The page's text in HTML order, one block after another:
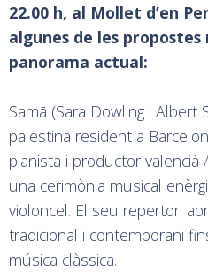
22.00 h, al Mollet d’en
algunes de les propostes
panorama actual:
Samā (Sara Dowling i Albert
palestina resident a
pianista i productor
una cerimònia musical
violoncel. El seu repertori
tradicional i contemporani
música clàssica.